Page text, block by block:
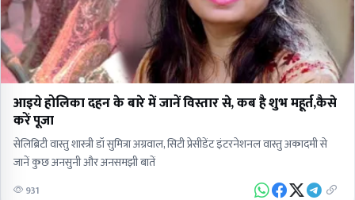
आइये होलिका दहन के बारे में जानें विस्तार से, कब है शुभ महूर्त,कैसे
करें पूजा
सेलिब्रिटी वास्तु शास्त्री डॉ सुमित्रा अग्रवाल, सिटी प्रेसीडेंट इंटरनेशनल वास्तु अकादमी से
जानें कुछ अनसुनी और अनसमझी बातें
931